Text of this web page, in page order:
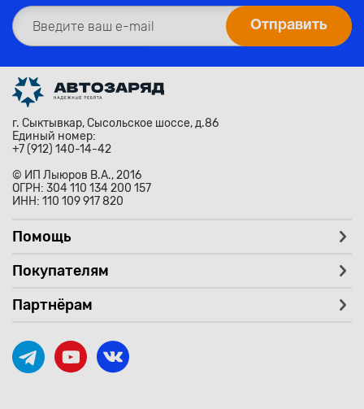
г. Сыктывкар, Сысольское шоссе, д.86
Единый номер:
+7 (912) 140-14-42
© ИП Лыюров В.А., 2016
ОГРН: 304 110 134 200 157
ИНН: 110 109 917 820
Помощь
Покупателям
Партнёрам